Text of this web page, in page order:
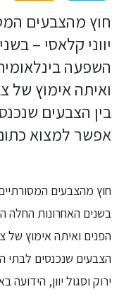
חוץ מהצבעים
יווני קלאסי –
השפעה
ואיתה אימוץ של
בין הצבעים
אפשר למצוא
חוץ מהצבעים
בשנים האחרונות החלה
הפנים ואיתה אימוץ של
הצבעים שנכנסים לבתי
ירוק וסגול יוון,